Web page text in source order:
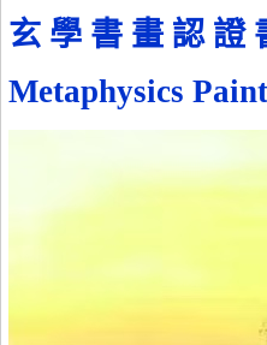
玄 學 書 畫 認 證
Metaphysics